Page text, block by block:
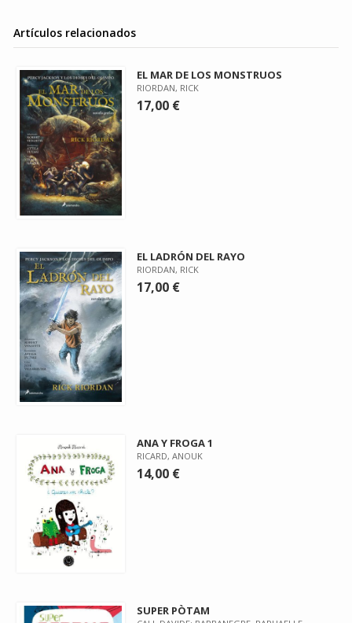
Artículos relacionados
EL MAR DE LOS MONSTRUOS
RIORDAN, RICK
17,00 €
EL LADRÓN DEL RAYO
RIORDAN, RICK
17,00 €
ANA Y FROGA 1
RICARD, ANOUK
14,00 €
SUPER PÒTAM